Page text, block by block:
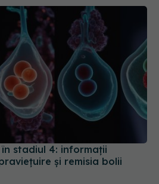
și remisia bolii